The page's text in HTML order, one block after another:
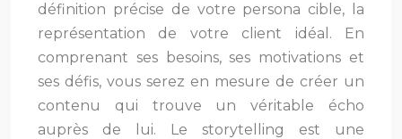
définition précise de votre persona cible, la
représentation de votre client idéal. En
comprenant ses besoins, ses motivations et
ses défis, vous serez en mesure de créer un
contenu qui trouve un véritable écho
auprès de lui. Le storytelling est une